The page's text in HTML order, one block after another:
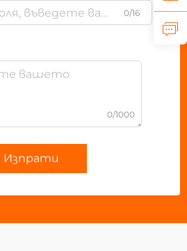
0/16
0/1000
Изпрати